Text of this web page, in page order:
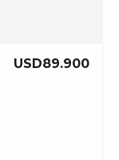
USD89.900